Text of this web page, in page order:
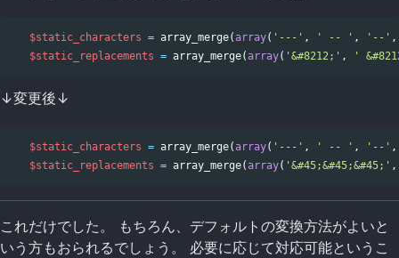
$static_characters = array_merge( array( '---' , ' -- ' , '--' ,
$static_replacements = array_merge( array( '&#8212;' , '
↓変更後↓
$static_characters = array_merge( array( '---' , ' -- ' , '--' ,
$static_replacements = array_merge( array( '&#45;&#45;&#45;' ,
これだけでした。 もちろん、デフォルトの変換方法がよいと
いう方もおられるでしょう。 必要に応じて対応可能というこ